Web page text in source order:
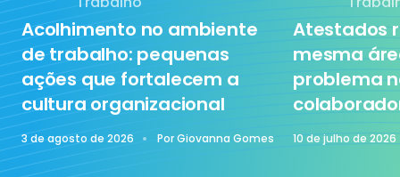
Acolhimento no ambiente
de trabalho: pequenas
ações que fortalecem a
cultura organizacional
3 de agosto de 2026 PorGiovanna Gomes
Atestados
mesma
problema
10 de julho de 2026